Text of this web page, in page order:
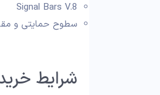
Signal Bars V.8
سطوح حمایتی و
شرایط